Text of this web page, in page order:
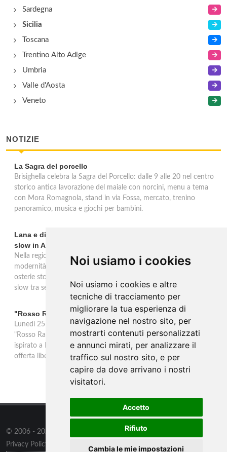
Noi usiamo i cookies
Noi usiamo i cookies e altre
tecniche di tracciamento per
migliorare la tua esperienza di
navigazione nel nostro sito, per
mostrarti contenuti personalizzati
e annunci mirati, per analizzare il
traffico sul nostro sito, e per
capire da dove arrivano i nostri
visitatori.
Accetto
Rifiuto
Cambia le mie impostazioni
Sardegna
Sicilia
Toscana
Trentino Alto Adige
Umbria
Valle d'Aosta
Veneto
NOTIZIE
La Sagra del porcello
Brisighella celebra la Sagra del Porcello: dalle 9 alle 20 nel centro
storico antica lavorazione del maiale con norcini, menu a tema
con Mora Romagnola, stand in via Fossa, mercato, trenino
panoramico, musica e giochi per bambini.
Lana e dintorni: Törggelen, vini d'eccellenza e vacanze
slow in Alto Adige
Nella regione di Lana in Alto Adige tradizione contadina e
modernità si fondono in un'esperienza autentica. Törggelen nelle
osterie storiche, vini da antiche tradizioni vitivinicole e vacanze
slow tra sentieri delle rogge e produttori locali.
"Rosso Rame" in scena a Collepasso il 25 agosto
Lunedì 25 agosto al Palazzo Baronale di Collepasso va in scena
"Rosso Rame", spettacolo di Mary Negro e Gabriele Polimeno
ispirato a Dario Fo e Franca Rame. Ingresso con prenotazione e
offerta libera alle ore 21.
© 2006 - 2026
all rights reserved.
Privacy Policy
Preferenze sui Cookies